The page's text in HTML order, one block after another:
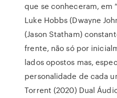
que se conheceram, em
Luke Hobbs (Dwayne
(Jason Statham)
frente, não só por
lados opostos mas,
personalidade de cada
Torrent (2020) Dual